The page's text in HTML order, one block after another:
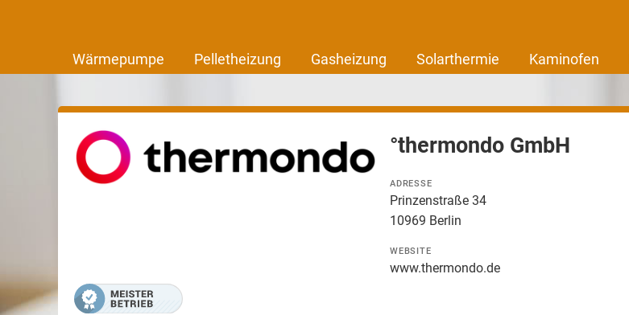
Wärmepumpe Pelletheizung Gasheizung Solarthermie Kaminofen
°thermondo GmbH
ADRESSE
Prinzenstraße 34
10969 Berlin
WEBSITE
www.thermondo.de